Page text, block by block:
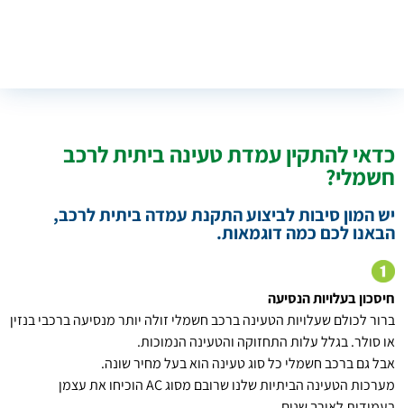
כדאי להתקין עמדת טעינה ביתית לרכב
חשמלי?
יש המון סיבות לביצוע התקנת עמדה ביתית לרכב,
הבאנו לכם כמה דוגמאות.
חיסכון בעלויות הנסיעה
ברור לכולם שעלויות הטעינה ברכב חשמלי זולה יותר מנסיעה ברכבי בנזין
או סולר. בגלל עלות התחזוקה והטעינה הנמוכות.
אבל גם ברכב חשמלי כל סוג טעינה הוא בעל מחיר שונה.
מערכות הטעינה הביתיות שלנו שרובם מסוג AC הוכיחו את עצמן